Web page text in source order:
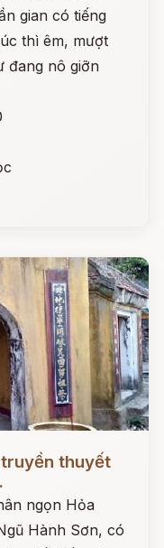
gian có tiếng
thì êm, mượt
đang nô giỡn
thuyết
ngọn Hỏa
Hành Sơn, có